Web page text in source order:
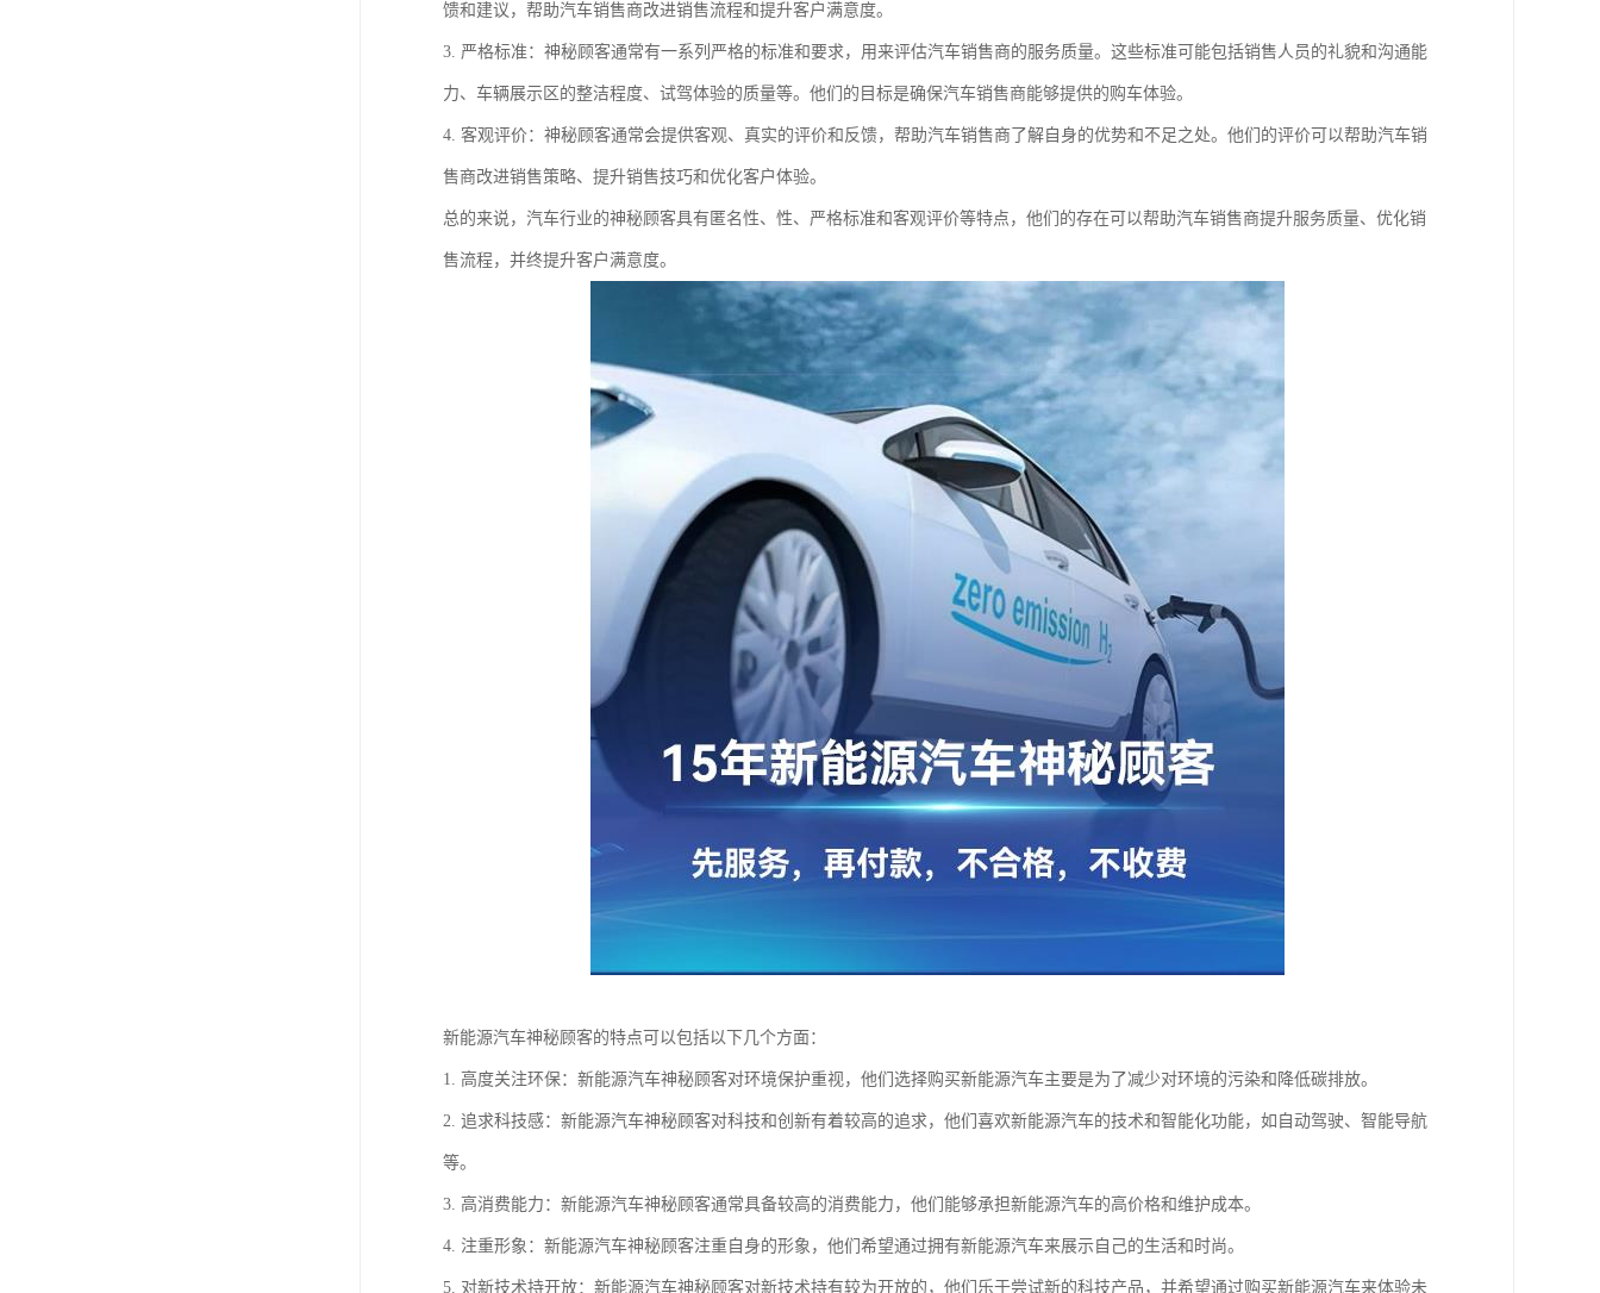
馈和建议，帮助汽车销售商改进销售流程和提升客户满意度。
3. 严格标准：神秘顾客通常有一系列严格的标准和要求，用来评估汽车销售商的服务质量。这些标准可能包括销售人员的礼貌和沟通能
力、车辆展示区的整洁程度、试驾体验的质量等。他们的目标是确保汽车销售商能够提供的购车体验。
4. 客观评价：神秘顾客通常会提供客观、真实的评价和反馈，帮助汽车销售商了解自身的优势和不足之处。他们的评价可以帮助汽车销
售商改进销售策略、提升销售技巧和优化客户体验。
总的来说，汽车行业的神秘顾客具有匿名性、性、严格标准和客观评价等特点，他们的存在可以帮助汽车销售商提升服务质量、优化销
售流程，并终提升客户满意度。
新能源汽车神秘顾客的特点可以包括以下几个方面：
1. 高度关注环保：新能源汽车神秘顾客对环境保护重视，他们选择购买新能源汽车主要是为了减少对环境的污染和降低碳排放。
2. 追求科技感：新能源汽车神秘顾客对科技和创新有着较高的追求，他们喜欢新能源汽车的技术和智能化功能，如自动驾驶、智能导航
等。
3. 高消费能力：新能源汽车神秘顾客通常具备较高的消费能力，他们能够承担新能源汽车的高价格和维护成本。
4. 注重形象：新能源汽车神秘顾客注重自身的形象，他们希望通过拥有新能源汽车来展示自己的生活和时尚。
5. 对新技术持开放：新能源汽车神秘顾客对新技术持有较为开放的，他们乐于尝试新的科技产品，并希望通过购买新能源汽车来体验未